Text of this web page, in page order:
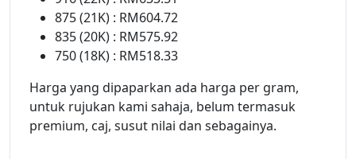
875 (21K) : RM604.72
835 (20K) : RM575.92
750 (18K) : RM518.33
Harga yang dipaparkan ada harga per gram,
untuk rujukan kami sahaja, belum termasuk
premium, caj, susut nilai dan sebagainya.